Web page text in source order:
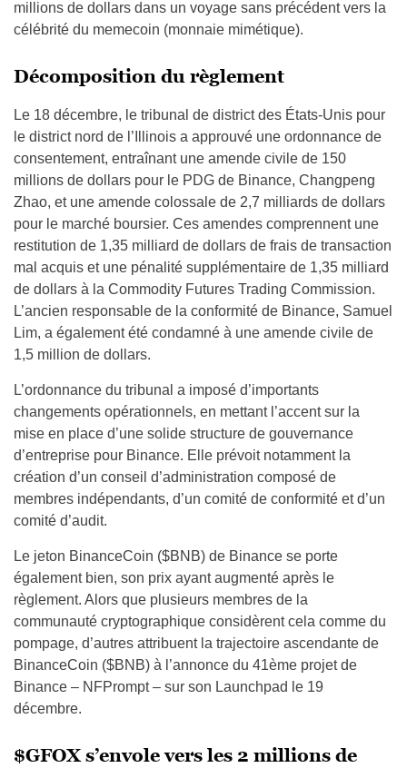
millions de dollars dans un voyage sans précédent vers la
célébrité du memecoin (monnaie mimétique).
Décomposition du règlement
Le 18 décembre, le tribunal de district des États-Unis pour
le district nord de l’Illinois a approuvé une ordonnance de
consentement, entraînant une amende civile de 150
millions de dollars pour le PDG de Binance, Changpeng
Zhao, et une amende colossale de 2,7 milliards de dollars
pour le marché boursier. Ces amendes comprennent une
restitution de 1,35 milliard de dollars de frais de transaction
mal acquis et une pénalité supplémentaire de 1,35 milliard
de dollars à la Commodity Futures Trading Commission.
L’ancien responsable de la conformité de Binance, Samuel
Lim, a également été condamné à une amende civile de
1,5 million de dollars.
L’ordonnance du tribunal a imposé d’importants
changements opérationnels, en mettant l’accent sur la
mise en place d’une solide structure de gouvernance
d’entreprise pour Binance. Elle prévoit notamment la
création d’un conseil d’administration composé de
membres indépendants, d’un comité de conformité et d’un
comité d’audit.
Le jeton BinanceCoin ($BNB) de Binance se porte
également bien, son prix ayant augmenté après le
règlement. Alors que plusieurs membres de la
communauté cryptographique considèrent cela comme du
pompage, d’autres attribuent la trajectoire ascendante de
BinanceCoin ($BNB) à l’annonce du 41ème projet de
Binance – NFPrompt – sur son Launchpad le 19
décembre.
$GFOX s’envole vers les 2 millions de